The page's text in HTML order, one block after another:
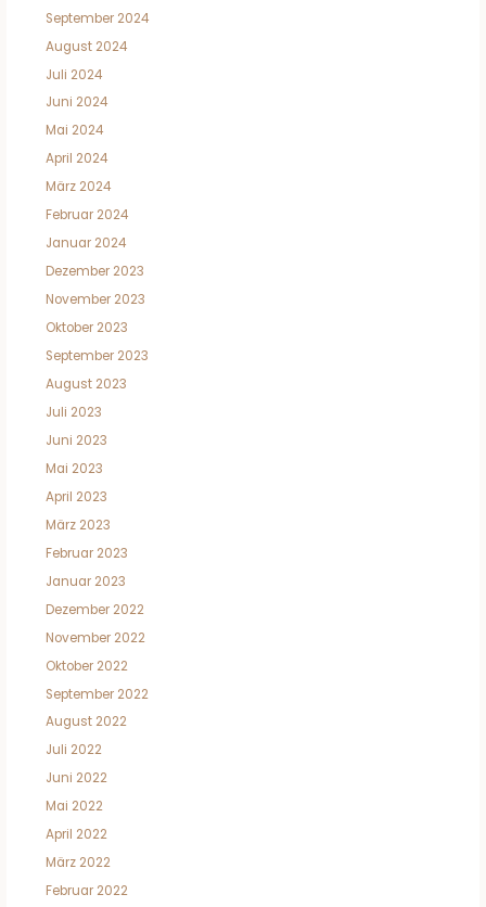
September 2024
August 2024
Juli 2024
Juni 2024
Mai 2024
April 2024
März 2024
Februar 2024
Januar 2024
Dezember 2023
November 2023
Oktober 2023
September 2023
August 2023
Juli 2023
Juni 2023
Mai 2023
April 2023
März 2023
Februar 2023
Januar 2023
Dezember 2022
November 2022
Oktober 2022
September 2022
August 2022
Juli 2022
Juni 2022
Mai 2022
April 2022
März 2022
Februar 2022